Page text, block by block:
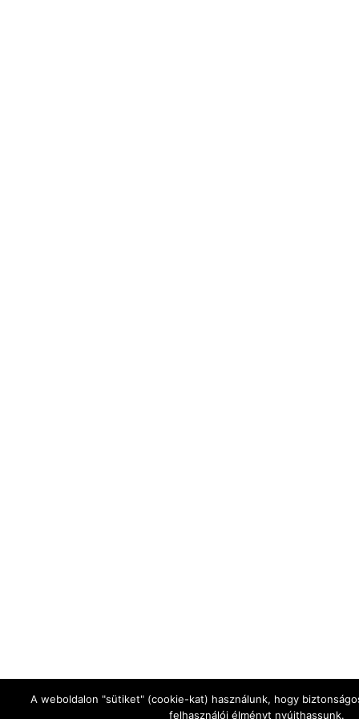
A weboldalon "sütiket" (cookie-kat) használunk, hogy
felhasználói élményt nyújthassunk.